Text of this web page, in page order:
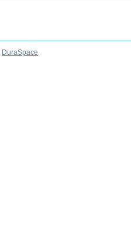
DuraSpace